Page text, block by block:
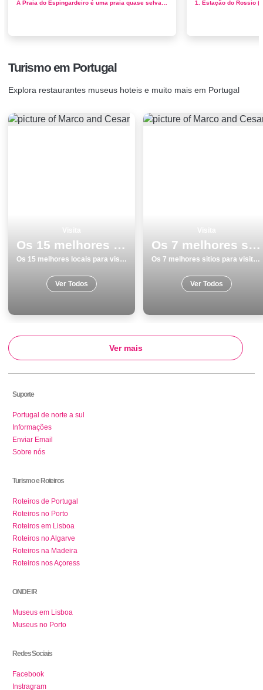
Turismo em Portugal
Explora restaurantes museus hoteis e muito mais em Portugal
Os 15 melhores locais para visitar em Lisboa
Os 15 melhores locais para visitar em Lisboa
Ver Todos
Os 7 melhores sitios para visitar em Vila Real
Os 7 melhores sitios para visitar em Vila Real
Ver Todos
Ver mais
Suporte
Portugal de norte a sul
Informações
Enviar Email
Sobre nós
Turismo e Roteiros
Roteiros de Portugal
Roteiros no Porto
Roteiros em Lisboa
Roteiros no Algarve
Roteiros na Madeira
Roteiros nos Açoress
ONDE IR
Museus em Lisboa
Museus no Porto
Redes Sociais
Facebook
Instragram